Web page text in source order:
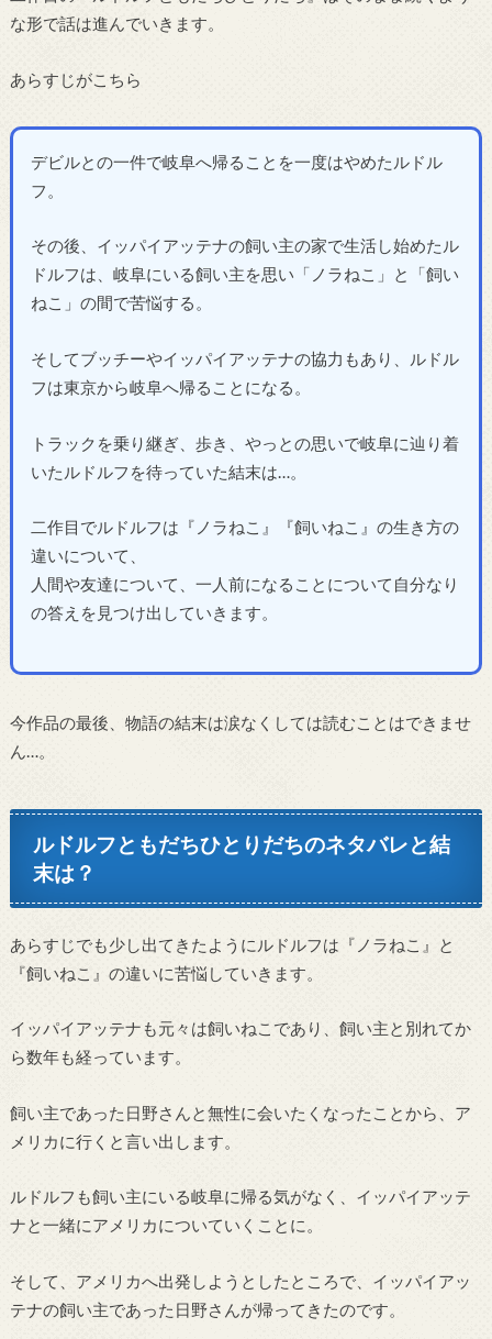
な形で話は進んでいきます。
あらすじがこちら
デビルとの一件で岐阜へ帰ることを一度はやめたルドル
フ。
その後、イッパイアッテナの飼い主の家で生活し始めたル
ドルフは、岐阜にいる飼い主を思い「ノラねこ」と「飼い
ねこ」の間で苦悩する。
そしてブッチーやイッパイアッテナの協力もあり、ルドル
フは東京から岐阜へ帰ることになる。
トラックを乗り継ぎ、歩き、やっとの思いで岐阜に辿り着
いたルドルフを待っていた結末は…。
二作目でルドルフは『ノラねこ』『飼いねこ』の生き方の
違いについて、
人間や友達について、一人前になることについて自分なり
の答えを見つけ出していきます。
今作品の最後、物語の結末は涙なくしては読むことはできませ
ん…。
ルドルフともだちひとりだちのネタバレと結
末は？
あらすじでも少し出てきたようにルドルフは『ノラねこ』と
『飼いねこ』の違いに苦悩していきます。
イッパイアッテナも元々は飼いねこであり、飼い主と別れてか
ら数年も経っています。
飼い主であった日野さんと無性に会いたくなったことから、ア
メリカに行くと言い出します。
ルドルフも飼い主にいる岐阜に帰る気がなく、イッパイアッテ
ナと一緒にアメリカについていくことに。
そして、アメリカへ出発しようとしたところで、イッパイアッ
テナの飼い主であった日野さんが帰ってきたのです。